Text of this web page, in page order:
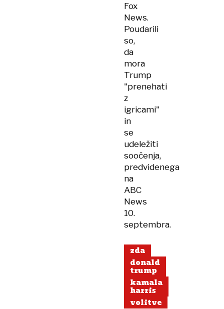
Fox
News.
Poudarili
so,
da
mora
Trump
"prenehati
z
igricami"
in
se
udeležiti
soočenja,
predvidenega
na
ABC
News
10.
septembra.
zda
donald
trump
kamala
harris
volitve